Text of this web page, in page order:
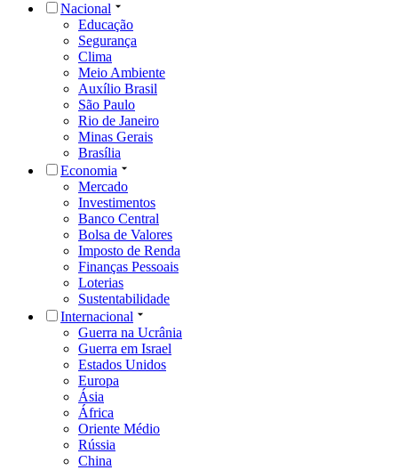
Nacional
Educação
Segurança
Clima
Meio Ambiente
Auxílio Brasil
São Paulo
Rio de Janeiro
Minas Gerais
Brasília
Economia
Mercado
Investimentos
Banco Central
Bolsa de Valores
Imposto de Renda
Finanças Pessoais
Loterias
Sustentabilidade
Internacional
Guerra na Ucrânia
Guerra em Israel
Estados Unidos
Europa
Ásia
África
Oriente Médio
Rússia
China